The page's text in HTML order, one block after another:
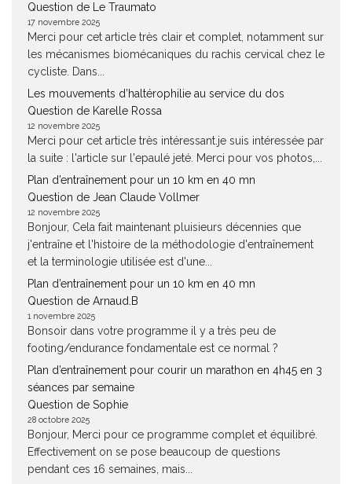
Question de Le Traumato
17 novembre 2025
Merci pour cet article très clair et complet, notamment sur
les mécanismes biomécaniques du rachis cervical chez le
cycliste. Dans...
Les mouvements d’haltérophilie au service du dos
Question de Karelle Rossa
12 novembre 2025
Merci pour cet article très intéressant.je suis intéressée par
la suite : l'article sur l'epaulé jeté. Merci pour vos photos,...
Plan d’entraînement pour un 10 km en 40 mn
Question de Jean Claude Vollmer
12 novembre 2025
Bonjour, Cela fait maintenant pluisieurs décennies que
j'entraîne et l'histoire de la méthodologie d'entraînement
et la terminologie utilisée est d'une...
Plan d’entraînement pour un 10 km en 40 mn
Question de Arnaud.B
1 novembre 2025
Bonsoir dans votre programme il y a très peu de
footing/endurance fondamentale est ce normal ?
Plan d’entraînement pour courir un marathon en 4h45 en 3
séances par semaine
Question de Sophie
28 octobre 2025
Bonjour, Merci pour ce programme complet et équilibré.
Effectivement on se pose beaucoup de questions
pendant ces 16 semaines, mais...